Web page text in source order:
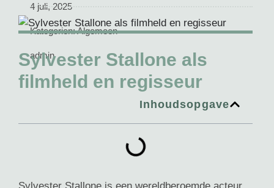
4 juli, 2025
Kategorien:Algemeen
admin
Sylvester Stallone als
filmheld en regisseur
Inhoudsopgave
Sylvester Stallone is een wereldberoemde acteur